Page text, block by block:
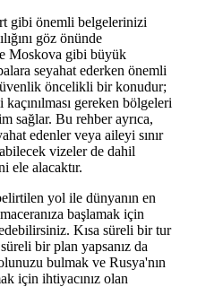
gibi önemli belgelerinizi
göz önünde
Moskova gibi büyük
seyahat ederken önemli
öncelikli bir konudur;
gereken bölgeleri
sağlar. Bu rehber ayrıca,
edenler veya aileyi sınır
vizeler de dahil
ele alacaktır.
yol ile dünyanın en
başlamak için
Kısa süreli bir tur
bir plan yapsanız da
bulmak ve Rusya'nın
için ihtiyacınız olan